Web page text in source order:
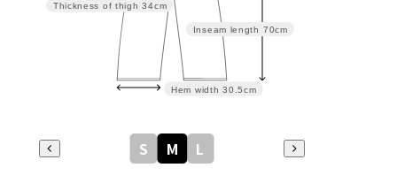
Inseam length 70cm
Hem width 30.5cm
Thickness of thigh 34cm
S M L